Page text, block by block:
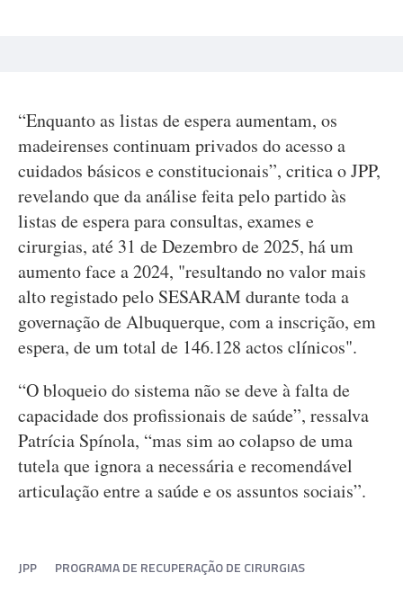
“Enquanto as listas de espera aumentam, os
madeirenses continuam privados do acesso a
cuidados básicos e constitucionais”, critica o JPP,
revelando que da análise feita pelo partido às
listas de espera para consultas, exames e
cirurgias, até 31 de Dezembro de 2025, há um
aumento face a 2024, "resultando no valor mais
alto registado pelo SESARAM durante toda a
governação de Albuquerque, com a inscrição, em
espera, de um total de 146.128 actos clínicos".
“O bloqueio do sistema não se deve à falta de
capacidade dos profissionais de saúde”, ressalva
Patrícia Spínola, “mas sim ao colapso de uma
tutela que ignora a necessária e recomendável
articulação entre a saúde e os assuntos sociais”.
JPP
PROGRAMA DE RECUPERAÇÃO DE CIRURGIAS